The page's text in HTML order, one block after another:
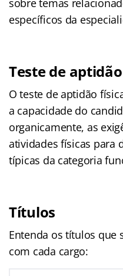
específicos da
Teste de
O teste de aptidão
a capacidade do
organicamente, as
atividades físicas para
típicas da categoria
Títulos
Entenda os títulos que
com cada cargo: